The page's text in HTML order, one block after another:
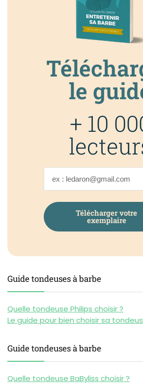
le
+ 10
Télécharger votre
exemplaire
Guide tondeuses à barbe
Quelle tondeuse Philips choisir ?
Le guide pour bien choisir sa
Guide tondeuses à barbe
Quelle tondeuse BaByliss choisir ?